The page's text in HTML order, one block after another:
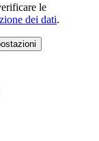
le
dei dati.